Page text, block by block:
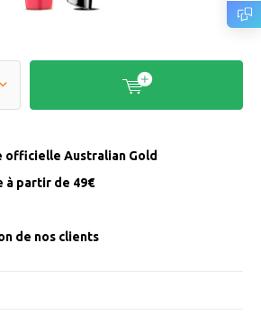
officielle Australian Gold
à partir de 49€
de nos clients